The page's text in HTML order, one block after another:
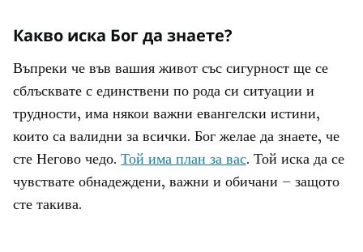
Какво иска Бог да знаете?
Въпреки че във вашия живот със сигурност ще се
сблъсквате с единствени по рода си ситуации и
трудности, има някои важни евангелски истини,
които са валидни за всички. Бог желае да знаете, че
сте Негово чедо. Той има план за вас. Той иска да се
чувствате обнадеждени, важни и обичани – защото
сте такива.